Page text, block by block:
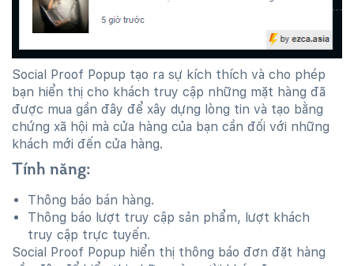
Social Proof Popup tạo ra sự kích thích và cho phép
bạn hiển thị cho khách truy cập những mặt hàng đã
được mua gần đây để xây dựng lòng tin và tạo bằng
chứng xã hội mà cửa hàng của bạn cần đối với những
khách mới đến cửa hàng.
Tính năng:
Thông báo bán hàng.
Thông báo lượt truy cập sản phẩm, lượt khách
truy cập trực tuyến.
Social Proof Popup hiển thị thông báo đơn đặt hàng